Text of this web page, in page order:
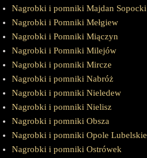
Nagrobki i pomniki Majdan Sopocki
Nagrobki i Pomniki Mełgiew
Nagrobki i Pomniki Miączyn
Nagrobki i Pomniki Milejów
Nagrobki i pomniki Mircze
Nagrobki i pomniki Nabróż
Nagrobki i pomniki Nieledew
Nagrobki i pomniki Nielisz
Nagrobki i pomniki Obsza
Nagrobki i pomniki Opole Lubelskie
Nagrobki i pomniki Ostrówek